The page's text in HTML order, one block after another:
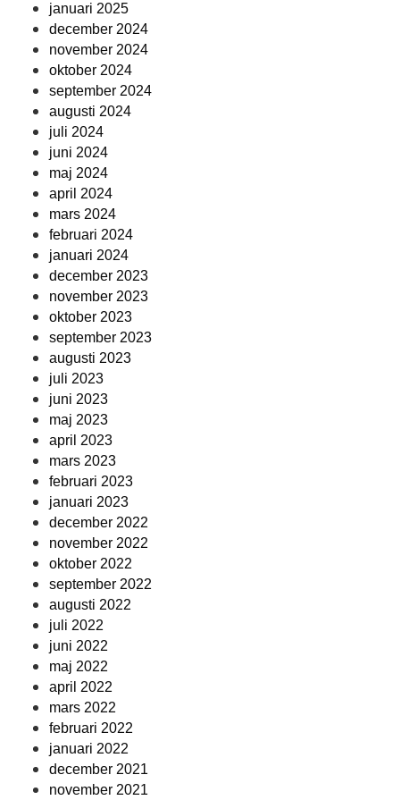
januari 2025
december 2024
november 2024
oktober 2024
september 2024
augusti 2024
juli 2024
juni 2024
maj 2024
april 2024
mars 2024
februari 2024
januari 2024
december 2023
november 2023
oktober 2023
september 2023
augusti 2023
juli 2023
juni 2023
maj 2023
april 2023
mars 2023
februari 2023
januari 2023
december 2022
november 2022
oktober 2022
september 2022
augusti 2022
juli 2022
juni 2022
maj 2022
april 2022
mars 2022
februari 2022
januari 2022
december 2021
november 2021